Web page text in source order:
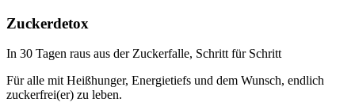
Zuckerdetox
In 30 Tagen raus aus der Zuckerfalle, Schritt für Schritt
Für alle mit Heißhunger, Energietiefs und dem Wunsch, endlich
zuckerfrei(er) zu leben.